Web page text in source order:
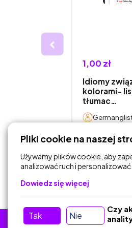
1,00 zł
Idiomy
kolorami-
tłumac…
DODAJ
KOSZYKA
Pliki cookie na naszej
Używamy plików cookie, aby
analizować ruch i
Dowiedz się więcej
Tak Nie
Czy